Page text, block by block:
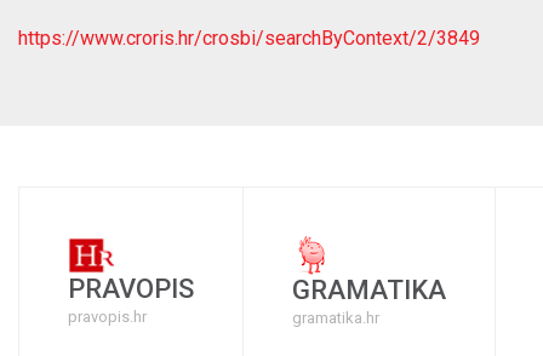
https://www.croris.hr/crosbi/searchByContext/2/3849
PRAVOPIS
pravopis.hr
GRAMATIKA
gramatika.hr